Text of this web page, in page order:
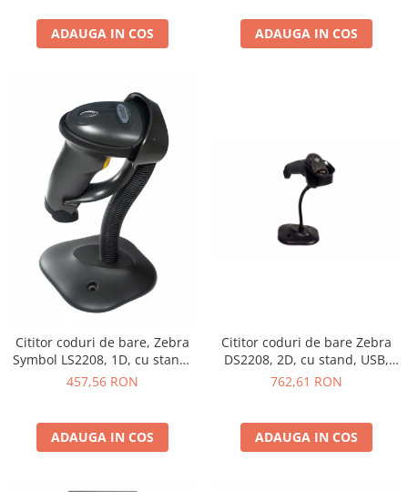
ADAUGA IN COS ADAUGA IN COS
Cititor coduri de bare, Zebra
Symbol LS2208, 1D, cu stand,
USB, negru
457,56 RON
ADAUGA IN COS
Cititor coduri de bare Zebra
DS2208, 2D, cu stand, USB,
negru
762,61 RON
ADAUGA IN COS